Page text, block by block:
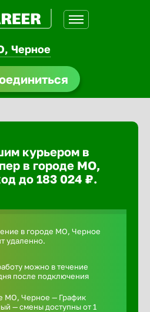
Черное
курьером в
в городе МО,
до 183 024 ₽.
в городе МО, Черное
удаленно.
можно в течение
после подключения
МО, Черное — График
— смены доступны от 1